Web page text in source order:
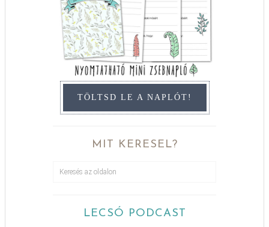
TÖLTSD LE A NAPLÓT!
MIT KERESEL?
LECSÓ PODCAST